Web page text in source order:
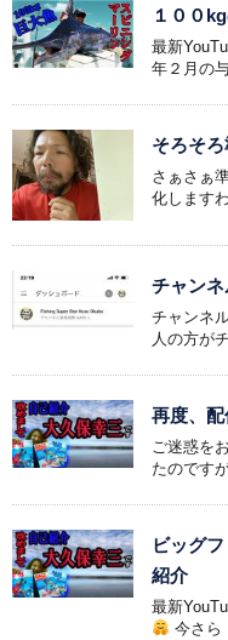
１００
最新
年２月の与
そろそ
さぁさぁ
化します
チャン
チャンネ
人の方が
再度、
ご迷惑を
たのです
ビッグ
紹介
最新
今さら